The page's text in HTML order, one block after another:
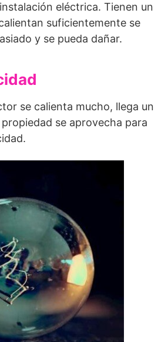
eléctrica. Tienen un
suficientemente se
y se pueda dañar.
se calienta mucho, llega un
se aprovecha para